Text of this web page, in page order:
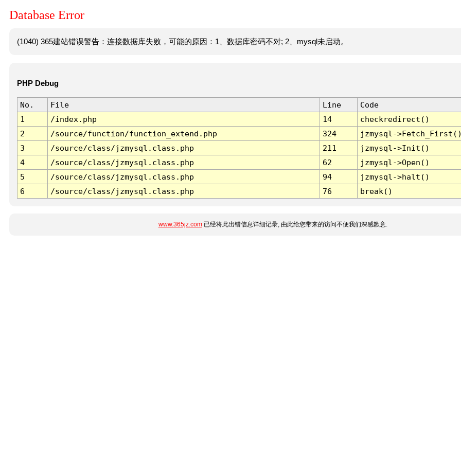
Database Error
(1040) 365建站错误警告：连接数据库失败，可能的原因：1、数据库密码不对; 2、mysql未启动。
PHP Debug
No. File Line
Code
1
/index.php 14
checkredirect()
2
/source/function/function_extend.php 324
jzmysql-
3
/source/class/jzmysql.class.php 211
jzmysql->Init()
4
/source/class/jzmysql.class.php 62
jzmysql->Open()
5
/source/class/jzmysql.class.php 94
jzmysql->halt()
6
/source/class/jzmysql.class.php 76 break()
www.365jz.com已经将此出错信息详细记录, 由此给您带来的访问不便我们深感歉意.